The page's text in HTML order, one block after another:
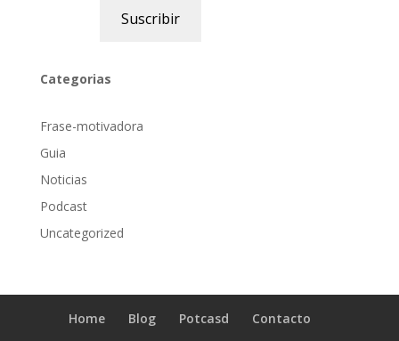
Suscribir
Categorias
Frase-motivadora
Guia
Noticias
Podcast
Uncategorized
Home Blog Potcasd Contacto